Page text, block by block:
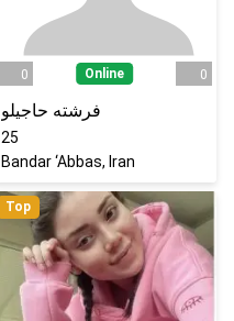
0 Online 0
فرشته حاجیلو
25
Bandar ‘Abbas, Iran
Top